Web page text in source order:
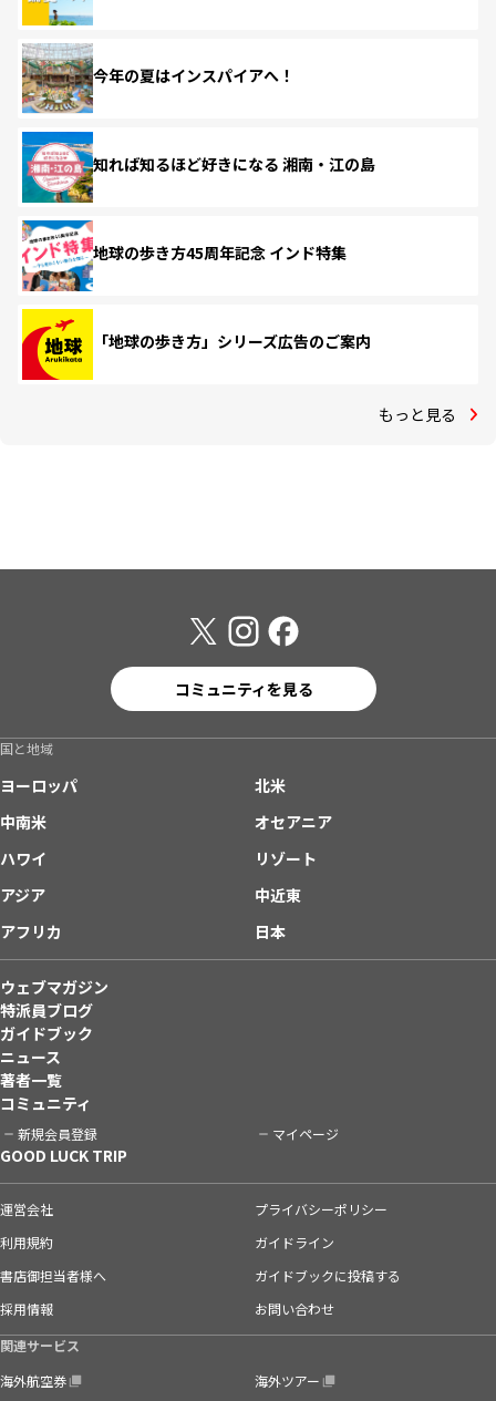
今年の夏はインスパイアへ！
知れば知るほど好きになる 湘南・江の島
地球の歩き方45周年記念 インド特集
「地球の歩き方」シリーズ広告のご案内
もっと見る
コミュニティを見る
国と地域
ヨーロッパ
北米
中南米
オセアニア
ハワイ
リゾート
アジア
中近東
アフリカ
日本
ウェブマガジン
特派員ブログ
ガイドブック
ニュース
著者一覧
コミュニティ
新規会員登録 マイページ
GOOD LUCK TRIP
運営会社
プライバシーポリシー
利用規約
ガイドライン
書店御担当者様へ
ガイドブックに投稿する
採用情報
お問い合わせ
関連サービス
海外航空券
海外ツアー